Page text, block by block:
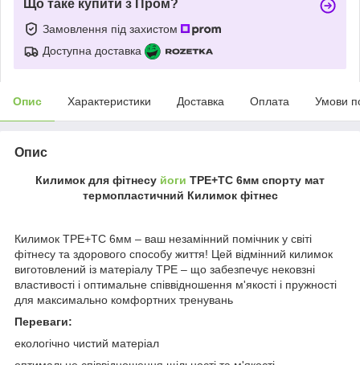
Що таке купити з Пром?
Замовлення під захистом
Доступна доставка
Опис Характеристики Доставка Оплата Умови
Опис
Килимок для фітнесу йоги TPE+TC 6мм спорту мат
термопластичний Килимок фітнес
Килимок TPE+TC 6мм – ваш незамінний помічник у світі
фітнесу та здорового способу життя! Цей відмінний килимок
виготовлений із матеріалу TPE – що забезпечує нековзні
властивості і оптимальне співвідношення м'якості і пружності
для максимально комфортних тренувань
Переваги:
екологічно чистий матеріал